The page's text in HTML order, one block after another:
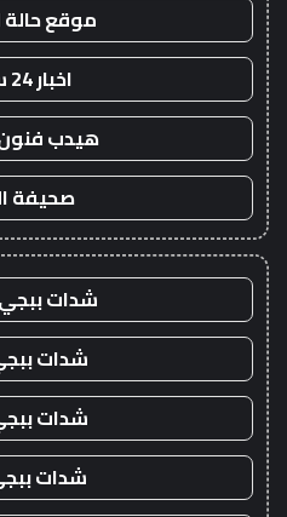
موقع حالة
اخبار 24 ساعة
هيدب
صحيفة
شدات
شدات
شدات
شدات